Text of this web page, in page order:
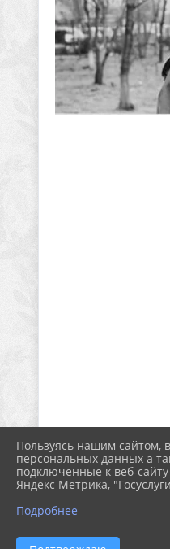
Пользуясь нашим сайтом,
персональных данных а
подключенные к веб-
Яндекс Метрика,
Подробнее